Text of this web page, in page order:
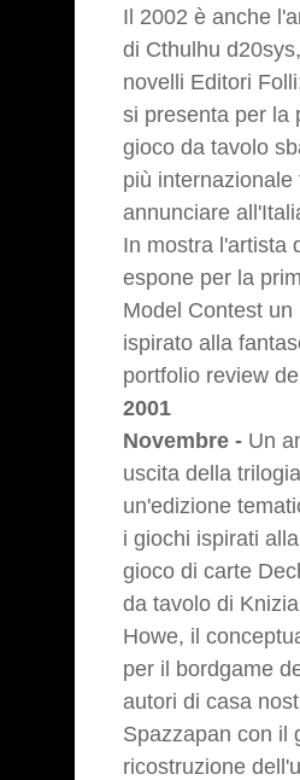
Il 2002 è anche
di Cthulhu
novelli Editori
si presenta per la
gioco da tavolo
più
annunciare
In mostra l'artista
espone per la
Model Contest
ispirato alla
portfolio review
2001
Novembre - Un
uscita della
un'edizione
i giochi ispirati
gioco di carte
da tavolo di
Howe, il
per il bordgame
autori di casa
Spazzapan con il
ricostruzione